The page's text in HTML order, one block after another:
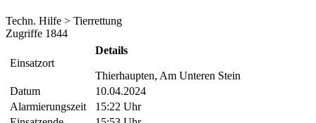
Techn. Hilfe > Tierrettung
Zugriffe 1844
Einsatzort
Details
Thierhaupten, Am Unteren Stein
Datum
10.04.2024
Alarmierungszeit
15:22 Uhr